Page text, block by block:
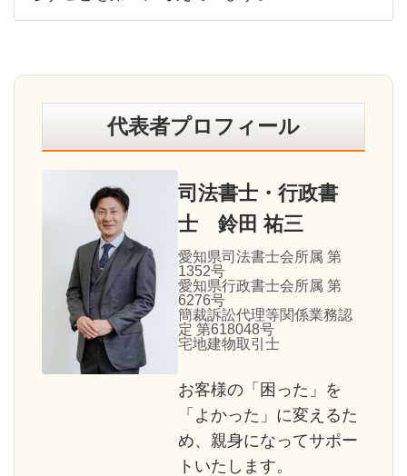
代表者プロフィール
司法書士・行政書
士 鈴田 祐三
愛知県司法書士会所属 第
1352号
愛知県行政書士会所属 第
6276号
簡裁訴訟代理等関係業務認
定 第618048号
宅地建物取引士
お客様の「困った」を
「よかった」に変えるた
め、親身になってサポー
トいたします。